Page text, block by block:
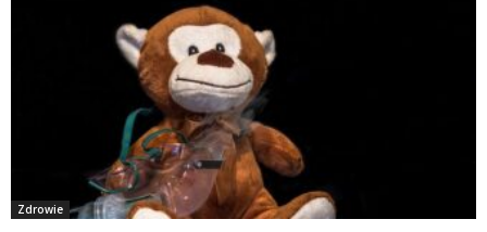
Zdrowie